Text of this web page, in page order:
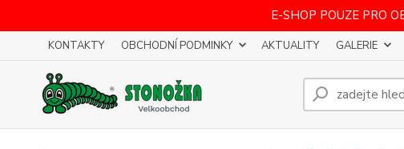
E-SHOP POUZE PRO
KONTAKTY OBCHODNÍ PODMINKY AKTUALITY GALERIE